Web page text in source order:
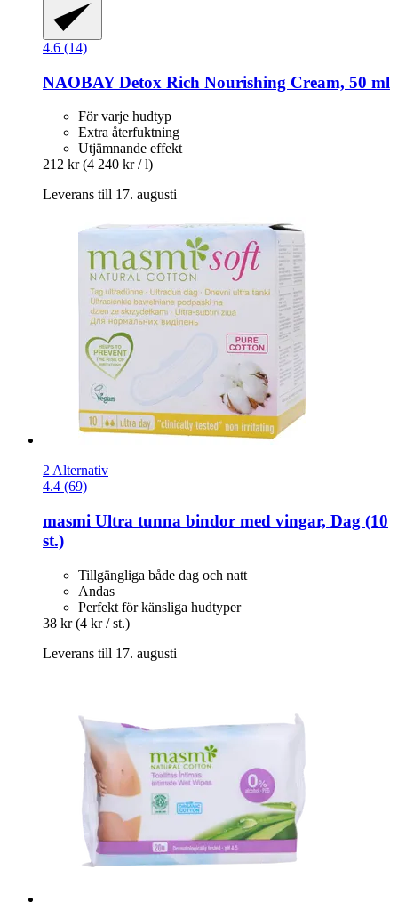
4.6 (14)
NAOBAYDetox Rich Nourishing Cream, 50 ml
För varje hudtyp
Extra återfuktning
Utjämnande effekt
212 kr (4 240 kr / l)
Leverans till 17. augusti
2 Alternativ
4.4 (69)
masmi Ultra tunna bindor med vingar, Dag (10
st.)
Tillgängliga både dag och natt
Andas
Perfekt för känsliga hudtyper
38 kr (4 kr / st.)
Leverans till 17. augusti